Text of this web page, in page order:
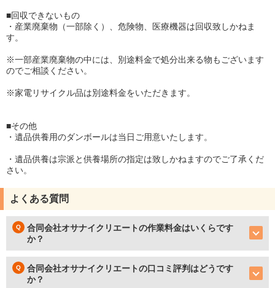
■回収できないもの
・産業廃棄物（一部除く）、危険物、医療機器は回収致しかねま
す。
※一部産業廃棄物の中には、別途料金で処分出来る物もございます
のでご相談ください。
※家電リサイクル品は別途料金をいただきます。
■その他
・遺品供養用のダンボールは当日ご用意いたします。
・遺品供養は宗派と供養場所の指定は致しかねますのでご了承くだ
さい。
よくある質問
合同会社オサナイクリエートの作業料金はいくらです
か？
合同会社オサナイクリエートの口コミ評判はどうです
か？